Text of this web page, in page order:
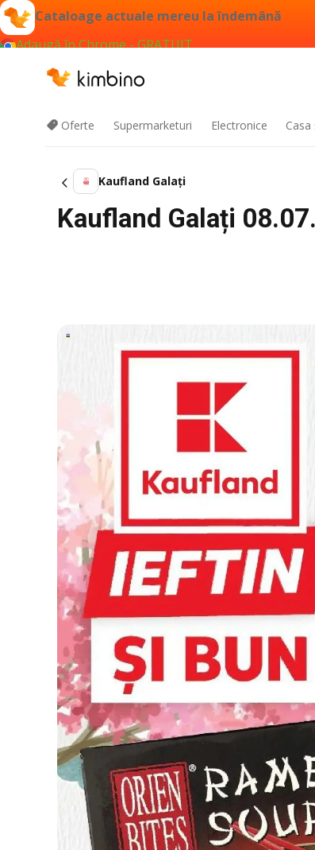
Cataloage actuale mereu la îndemână
Adaugă în Chrome - GRATUIT
Oferte Supermarketuri Electronice Casa
Kaufland Galați
Kaufland Galați